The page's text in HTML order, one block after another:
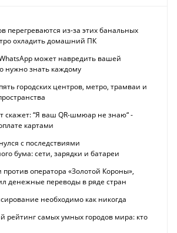
перегреваются из-за этих банальных
охладить домашний ПК
может навредить вашей
нужно знать каждому
городских центров, метро, трамваи и
скажет: “Я ваш QR-шмюар не знаю“ -
картами
с последствиями
бума: сети, зарядки и батареи
оператора «Золотой Короны»,
денежные переводы в ряде стран
необходимо как никогда
рейтинг самых умных городов мира: кто